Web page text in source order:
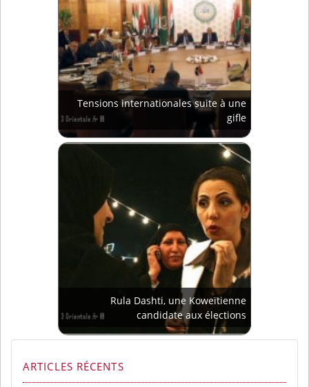
Tensions internationales suite à une
gifle
Rula Dashti, une Koweïtienne
candidate aux élections
ARTICLES RÉCENTS